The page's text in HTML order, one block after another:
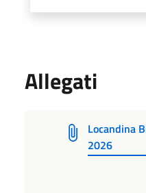
Allegati
Locandina
2026